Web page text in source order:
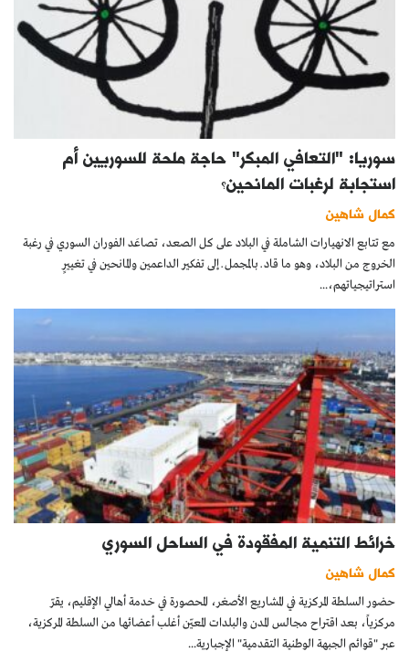
سوريا: "التعافي المبكر" حاجة ملحة للسوريين أم
استجابة لرغبات المانحين؟
كمال شاهين
مع تتابع الانهيارات الشاملة في البلاد على كل الصعد، تصاعَد الفوران السوري في رغبة
الخروج من البلاد، وهو ما قاد ــ بالمجمل ــ إلى تفكير الداعمين والمانحين في تغييرٍ
استراتيجياتهم،...
خرائط التنمية المفقودة في الساحل السوري
كمال شاهين
حضور السلطة المركزية في المشاريع الأصغر، المحصورة في خدمة أهالي الإقليم، يقرّ
مركزياً، بعد اقتراح مجالس المدن والبلدات المعيّن أغلب أعضائها من السلطة المركزية،
عبر "قوائم الجبهة الوطنية التقدمية" اﻹجبارية...